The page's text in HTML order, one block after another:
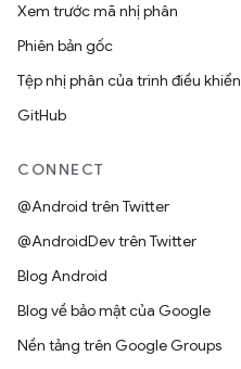
Xem trước mã nhị phân
Phiên bản gốc
Tệp nhị phân của trình điều khiển
GitHub
CONNECT
@Android trên Twitter
@AndroidDev trên Twitter
Blog Android
Blog về bảo mật của Google
Nền tảng trên Google Groups